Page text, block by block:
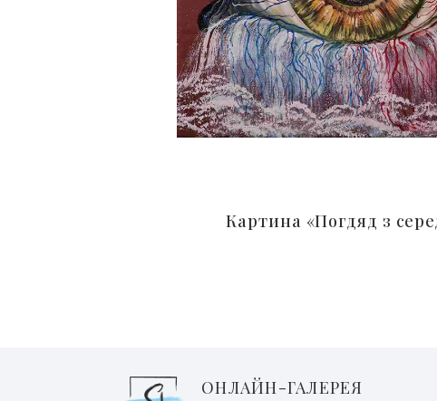
Картина «Погдяд з
ОНЛАЙН-ГАЛЕРЕЯ